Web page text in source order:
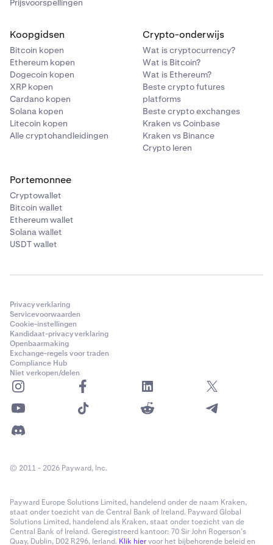
Bitcoin
1%
0,20%
—
Ethereum
1%
0,20%
—
7,50%
0,50%
—
Cardano
ADA
7,50%
—
Dogecoin
DOGE
N.v.t.
Prijsvoorspellingen
Koopgidsen
Bitcoin kopen
Ethereum kopen
Dogecoin kopen
XRP kopen
Cardano kopen
Solana kopen
Litecoin kopen
Alle cryptohandleidingen
Crypto-onderwijs
Wat is cryptocurrency?
Wat is Bitcoin?
Wat is Ethereum?
Beste crypto futures
platforms
Beste crypto exchanges
Kraken vs Coinbase
Kraken vs Binance
Crypto leren
Portemonnee
Cryptowallet
Bitcoin wallet
Ethereum wallet
Solana wallet
USDT wallet
Privacyverklaring
Servicevoorwaarden
Cookie-instellingen
Kandidaat-privacyverklaring
Openbaarmaking
Exchange-regels voor traden
Compliance Hub
Niet verkopen/delen
© 2011 - 2026 Payward, Inc.
Payward Europe Solutions Limited, handelend onder de naam Kraken,
staat onder toezicht van de Central Bank of Ireland. Payward Global
Solutions Limited, handelend als Kraken, staat onder toezicht van de
Central Bank of Ireland. Geregistreerd kantoor: 70 Sir John Rogerson’s
Quay, Dublin, D02 R296, Ierland. Klik hiervoor het bijbehorende beleid en